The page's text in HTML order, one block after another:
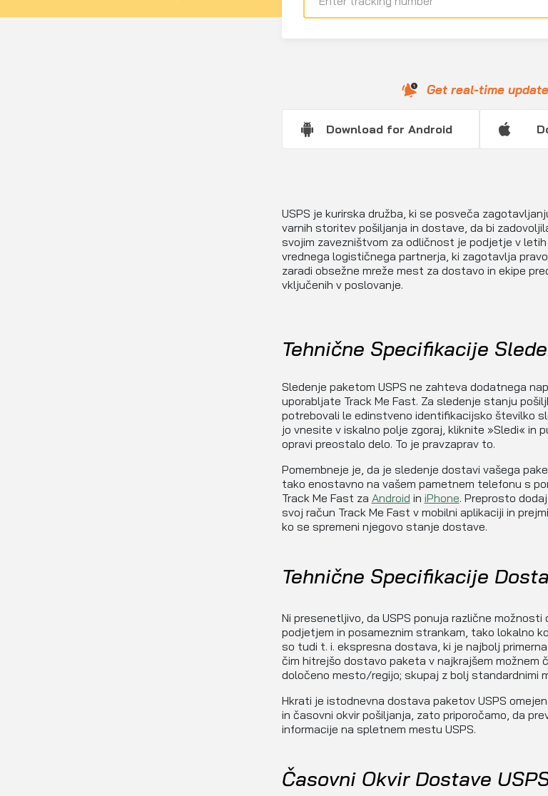
Get real-time
Download for Android
USPS je kurirska družba, ki se posveča
varnih storitev pošiljanja in dostave, da bi
svojim zavezništvom za odličnost je podjetje v
vrednega logističnega partnerja, ki zagotavlja
zaradi obsežne mreže mest za dostavo in ekipe
vključenih v poslovanje.
Tehnične Specifikacije
Sledenje paketom USPS ne zahteva dodatnega
uporabljate Track Me Fast. Za sledenje stanju
potrebovali le edinstveno identifikacijsko številko
jo vnesite v iskalno polje zgoraj, kliknite »Sledi« in
opravi preostalo delo. To je pravzaprav to.
Pomembneje je, da je sledenje dostavi vašega
tako enostavno na vašem pametnem telefonu s
Track Me Fast za Android in iPhone. Preprosto
svoj račun Track Me Fast v mobilni aplikaciji in
ko se spremeni njegovo stanje dostave.
Tehnične Specifikacije
Ni presenetljivo, da USPS ponuja različne
podjetjem in posameznim strankam, tako lokalno
so tudi t. i. ekspresna dostava, ki je najbolj
čim hitrejšo dostavo paketa v najkrajšem možnem
določeno mesto/regijo; skupaj z bolj standardnimi
Hkrati je istodnevna dostava paketov USPS
in časovni okvir pošiljanja, zato priporočamo, da
informacije na spletnem mestu USPS.
Časovni Okvir Dostave